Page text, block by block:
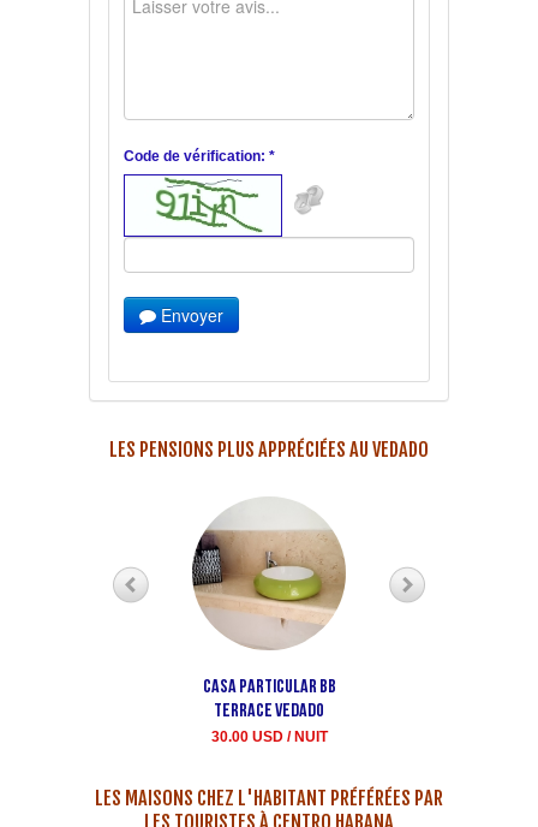
Code de vérification: *
Envoyer
LES PENSIONS PLUS APPRÉCIÉES AU VEDADO
Casa particular bb
terrace Vedado
30.00 USD / NUIT
LES MAISONS CHEZ L'HABITANT PRÉFÉRÉES PAR